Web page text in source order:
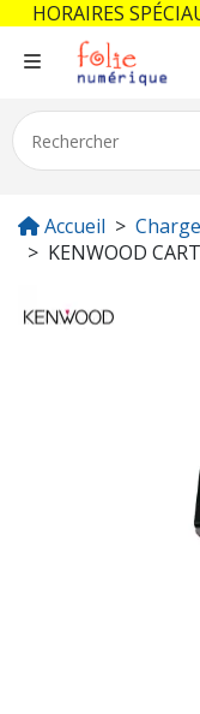
Accueil
KENWOOD
HORAIRES